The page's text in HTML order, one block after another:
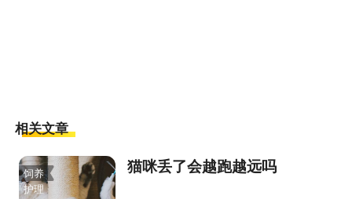
相关文章
饲养
护理
猫咪丢了会越跑越远吗